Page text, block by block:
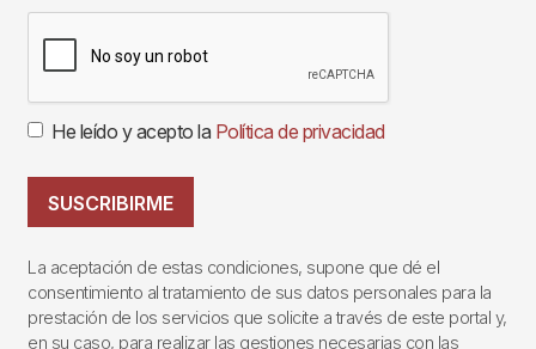
He leído y acepto la Política de privacidad
SUSCRIBIRME
La aceptación de estas condiciones, supone que dé el
consentimiento al tratamiento de sus datos personales para la
prestación de los servicios que solicite a través de este portal y,
en su caso, para realizar las gestiones necesarias con las